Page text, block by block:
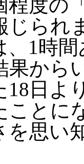
程度の
じられ
、1時
果から
18日よ
ことに
を思い